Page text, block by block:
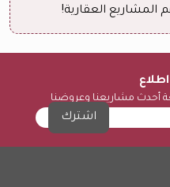
العقارية!
أحدث مشاريعنا وعروضنا
اشترك